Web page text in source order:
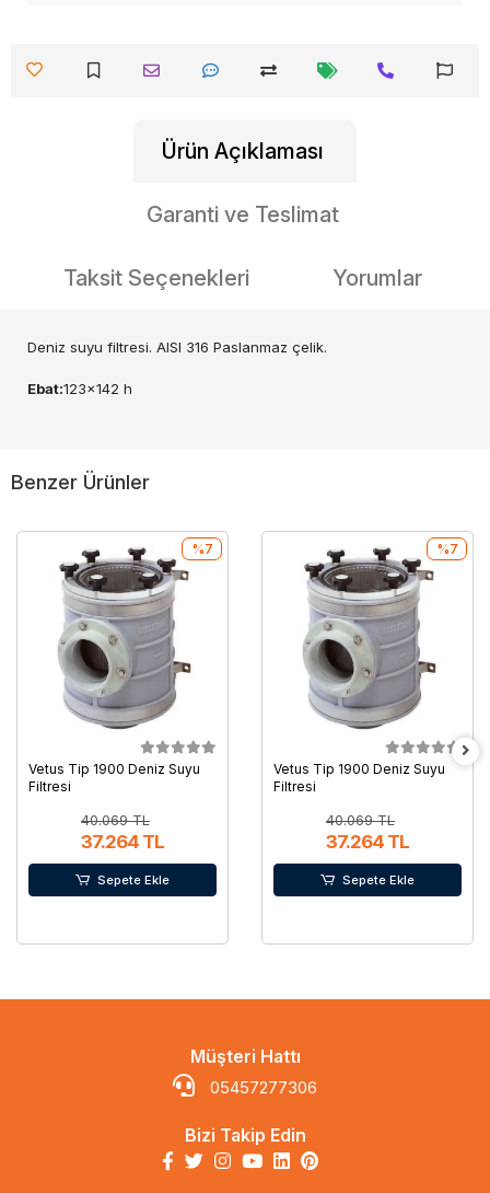
Ürün Açıklaması
Garanti ve Teslimat
Taksit Seçenekleri Yorumlar
Deniz suyu filtresi. AISI 316 Paslanmaz çelik.
Ebat:123x142 h
Benzer Ürünler
Vetus Tip 1900 Deniz Suyu
Filtresi
40.069 TL
37.264 TL
%7
Sepete Ekle
Vetus Tip 1900 Deniz Suyu
Filtresi
40.069 TL
37.264 TL
%7
Sepete Ekle
Müşteri Hattı
05457277306
Bizi Takip Edin